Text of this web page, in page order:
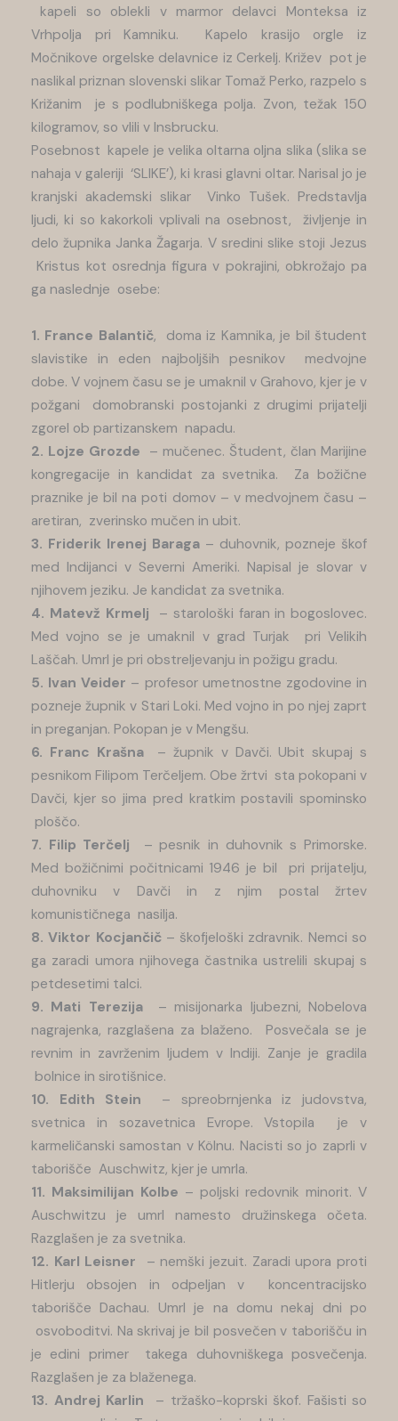
kapeli so oblekli v marmor delavci Monteksa iz
Vrhpolja pri Kamniku. Kapelo krasijo orgle iz
Močnikove orgelske delavnice iz Cerkelj. Križev pot je
naslikal priznan slovenski slikar Tomaž Perko, razpelo s
Križanim je s podlubniškega polja. Zvon, težak 150
kilogramov, so vlili v Insbrucku.
Posebnost kapele je velika oltarna oljna slika (slika se
nahaja v galeriji ‘SLIKE’), ki krasi glavni oltar. Narisal jo je
kranjski akademski slikar Vinko Tušek. Predstavlja
ljudi, ki so kakorkoli vplivali na osebnost, življenje in
delo župnika Janka Žagarja. V sredini slike stoji Jezus
Kristus kot osrednja figura v pokrajini, obkrožajo pa
ga naslednje osebe:
1. France Balantič, doma iz Kamnika, je bil študent
slavistike in eden najboljših pesnikov medvojne
dobe. V vojnem času se je umaknil v Grahovo, kjer je v
požgani domobranski postojanki z drugimi prijatelji
zgorel ob partizanskem napadu.
2. Lojze Grozde – mučenec. Študent, član Marijine
kongregacije in kandidat za svetnika. Za božične
praznike je bil na poti domov – v medvojnem času –
aretiran, zverinsko mučen in ubit.
3. Friderik Irenej Baraga – duhovnik, pozneje škof
med Indijanci v Severni Ameriki. Napisal je slovar v
njihovem jeziku. Je kandidat za svetnika.
4. Matevž Krmelj – starološki faran in bogoslovec.
Med vojno se je umaknil v grad Turjak pri Velikih
Laščah. Umrl je pri obstreljevanju in požigu gradu.
5. Ivan Veider – profesor umetnostne zgodovine in
pozneje župnik v Stari Loki. Med vojno in po njej zaprt
in preganjan. Pokopan je v Mengšu.
6. Franc Krašna– župnik v Davči. Ubit skupaj s
pesnikom Filipom Terčeljem. Obe žrtvi sta pokopani v
Davči, kjer so jima pred kratkim postavili spominsko
ploščo.
7. Filip Terčelj – pesnik in duhovnik s Primorske.
Med božičnimi počitnicami 1946 je bil pri prijatelju,
duhovniku v Davči in z njim postal žrtev
komunističnega nasilja.
8. Viktor Kocjančič – škofjeloški zdravnik. Nemci so
ga zaradi umora njihovega častnika ustrelili skupaj s
petdesetimi talci.
9. Mati Terezija– misijonarka Ijubezni, Nobelova
nagrajenka, razglašena za blaženo. Posvečala se je
revnim in zavrženim Ijudem v Indiji. Zanje je gradila
bolnice in sirotišnice.
10. Edith Stein – spreobrnjenka iz judovstva,
svetnica in sozavetnica Evrope. Vstopila je v
karmeličanski samostan v Kölnu. Nacisti so jo zaprli v
taborišče Auschwitz, kjer je umrla.
11. Maksimilijan Kolbe – poljski redovnik minorit. V
Auschwitzu je umrl namesto družinskega očeta.
Razglašen je za svetnika.
12. Karl Leisner – nemški jezuit. Zaradi upora proti
Hitlerju obsojen in odpeljan v koncentracijsko
taborišče Dachau. Umrl je na domu nekaj dni po
osvoboditvi. Na skrivaj je bil posvečen v taborišču in
je edini primer takega duhovniškega posvečenja.
Razglašen je za blaženega.
13. Andrej Karlin – tržaško-koprski škof. Fašisti so